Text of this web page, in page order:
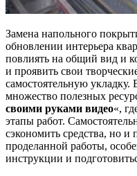
Замена напольного
обновлении интерьера
повлиять на общий вид и
и проявить свои
самостоятельную
множество полезных
своими руками видео«,
этапы работ.
сэкономить средства, но и
проделанной работы,
инструкции и